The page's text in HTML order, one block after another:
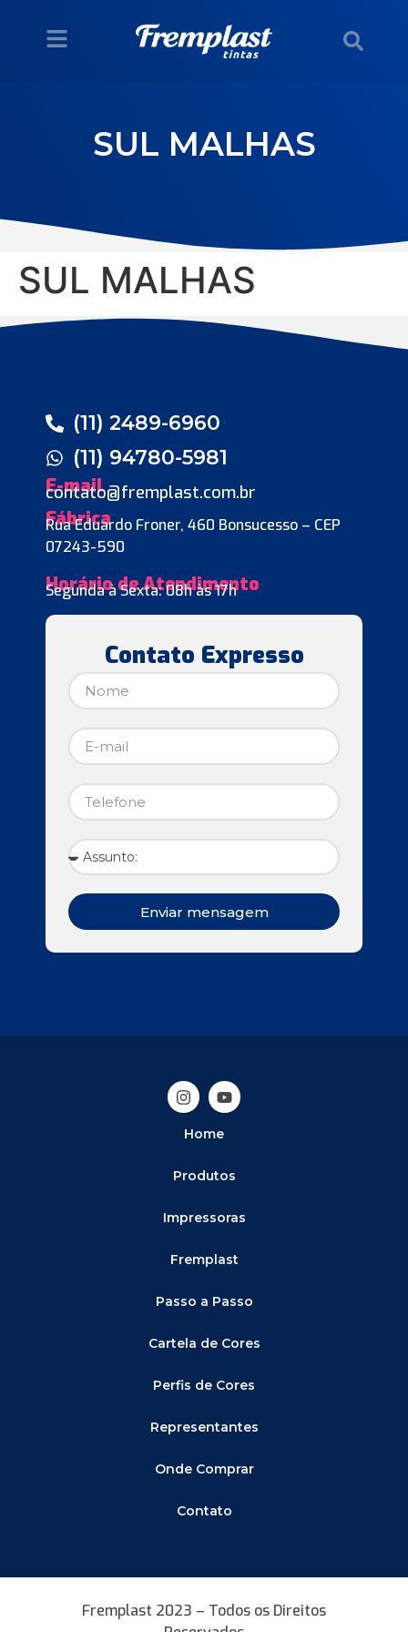
SUL MALHAS
SUL MALHAS
(11) 2489-6960
(11) 94780-5981
E-mail
contato@fremplast.com.br
Fábrica
Rua Eduardo Froner, 460 Bonsucesso – CEP
07243-590
Horário de Atendimento
Segunda à Sexta: 08h às 17h
Contato Expresso
Enviar mensagem
Home
Produtos
Impressoras
Fremplast
Passo a Passo
Cartela de Cores
Perfis de Cores
Representantes
Onde Comprar
Contato
Fremplast 2023 – Todos os Direitos